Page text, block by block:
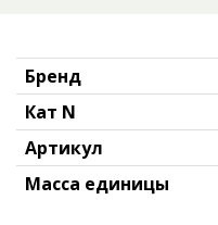
Бренд
Кат N
Артикул
Масса единицы